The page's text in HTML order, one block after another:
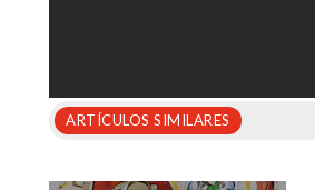
ARTÍCULOS SIMILARES